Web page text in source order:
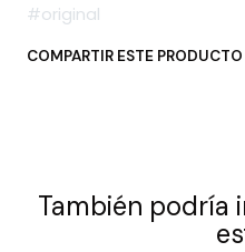
#original
COMPARTIR ESTE PRODUCTO
También podría